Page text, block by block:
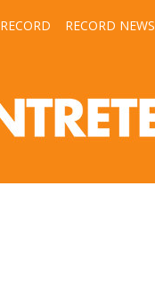
RECORD RECORD NEWS